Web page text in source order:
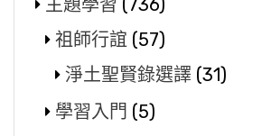
祖師行誼 (57)
淨土聖賢錄選譯 (31)
學習入門 (5)